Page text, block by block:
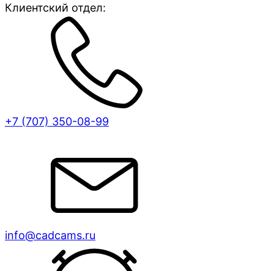
Клиентский отдел:
+7 (707) 350-08-99
info@cadcams.ru